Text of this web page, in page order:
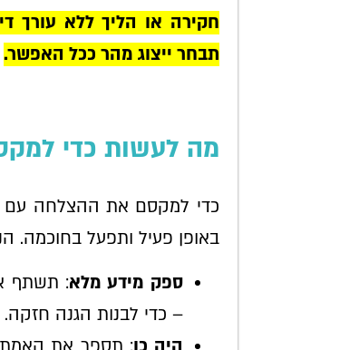
חקירה או הליך ללא עורך
תבחר ייצוג מהר ככל האפשר.
מה לעשות כדי
כדי למקסם את ההצלחה עם
באופן פעיל ותפעל בחוכמה.
ספק מידע מלא: תשתף
– כדי לבנות הגנה חזקה.